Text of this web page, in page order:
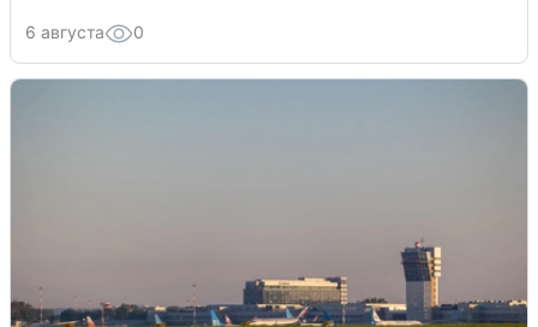
6 августа 0